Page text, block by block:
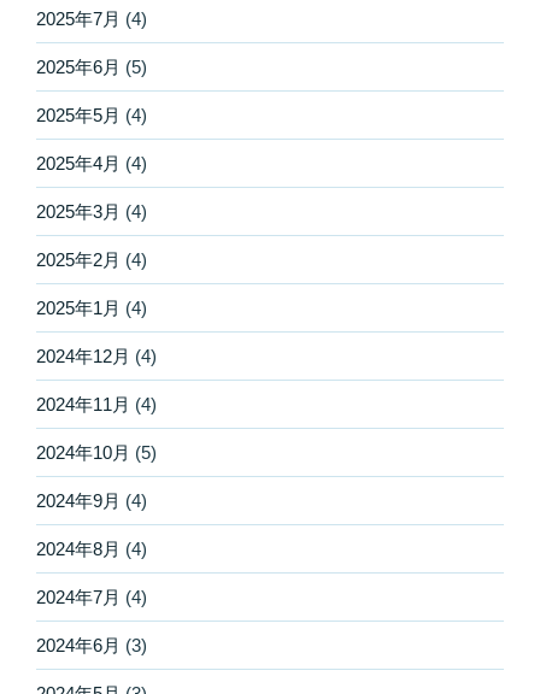
2025年7月 (4)
2025年6月 (5)
2025年5月 (4)
2025年4月 (4)
2025年3月 (4)
2025年2月 (4)
2025年1月 (4)
2024年12月 (4)
2024年11月 (4)
2024年10月 (5)
2024年9月 (4)
2024年8月 (4)
2024年7月 (4)
2024年6月 (3)